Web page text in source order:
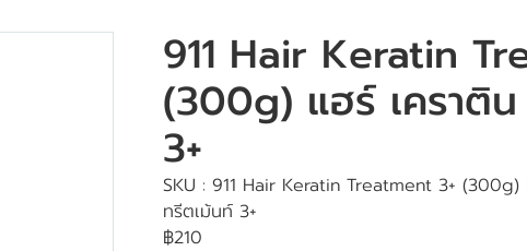
911 Hair Keratin
(300g) แฮร์ เคราติ
3+
SKU : 911 Hair Keratin Treatment 3+ (300g)
ทรีตเม้นท์ 3+
฿210